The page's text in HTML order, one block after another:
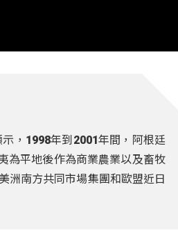
，1998年到2001年間，阿根廷
為平地後作為商業農業以及畜牧
洲南方共同市場集團和歐盟近日